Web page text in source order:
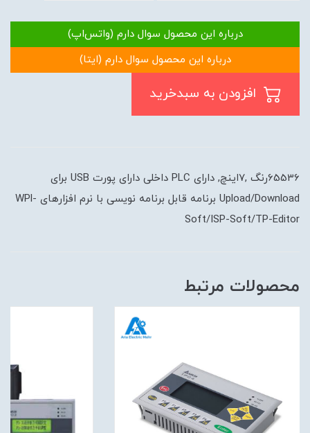
درباره این محصول سوال دارم (واتس‌اپ)
درباره این محصول سوال دارم (ایتا)
65536رنگ ,7اینچ, دارای PLC داخلی دارای پورت USB برای
Upload/Download برنامه قابل برنامه نویسی با نرم افزارهای WPl-
Soft/ISP-Soft/TP-Editor
محصولات مرتبط